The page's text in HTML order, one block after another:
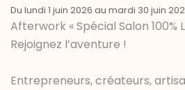
Du lundi 1 juin 2026 au mardi 30 juin
Afterwork « Spécial Salon 100%
Rejoignez l’aventure !
Entrepreneurs, créateurs,